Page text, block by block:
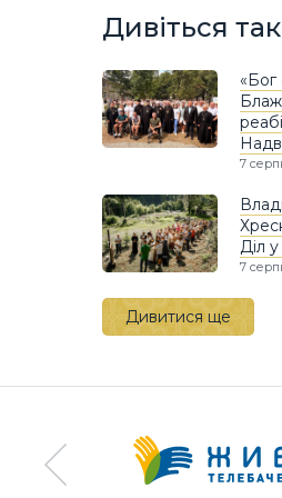
Дивіться
«Бог
7
Діл
7
Дивитися ще